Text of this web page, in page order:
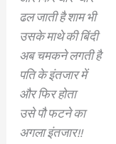
ढल जाती है शाम भी
उसके माथे की बिंदी
अब चमकने लगती है
पति के इंतजार में
और फिर होता
उसे पौ फटने का
अगला इंतजार!!